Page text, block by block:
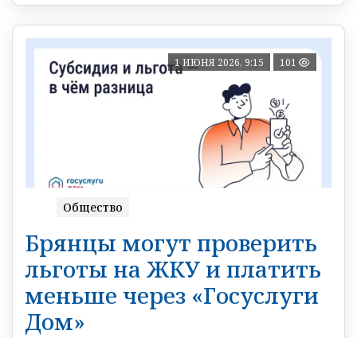
1 ИЮНЯ 2026, 9:15 101
Общество
Брянцы могут проверить
льготы на ЖКУ и платить
меньше через «Госуслуги
Дом»